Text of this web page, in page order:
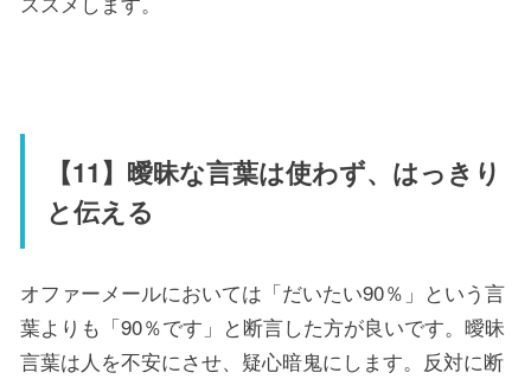
【11】曖昧な言葉は使わず、はっきり
と伝える
オファーメールにおいては「だいたい90％」という言
葉よりも「90％です」と断言した方が良いです。曖昧
言葉は人を不安にさせ、疑心暗鬼にします。反対に断